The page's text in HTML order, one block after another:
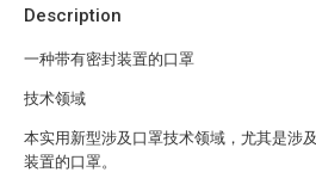
Description
一种带有密封装置的口罩
技术领域
本实用新型涉及口罩技术领域，尤其是涉
装置的口罩。